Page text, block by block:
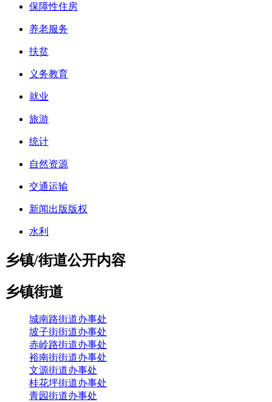
保障性住房
养老服务
扶贫
义务教育
就业
旅游
统计
自然资源
交通运输
新闻出版版权
水利
乡镇/街道公开内容
乡镇街道
城南路街道办事处
坡子街街道办事处
赤岭路街道办事处
裕南街街道办事处
文源街道办事处
桂花坪街道办事处
青园街道办事处